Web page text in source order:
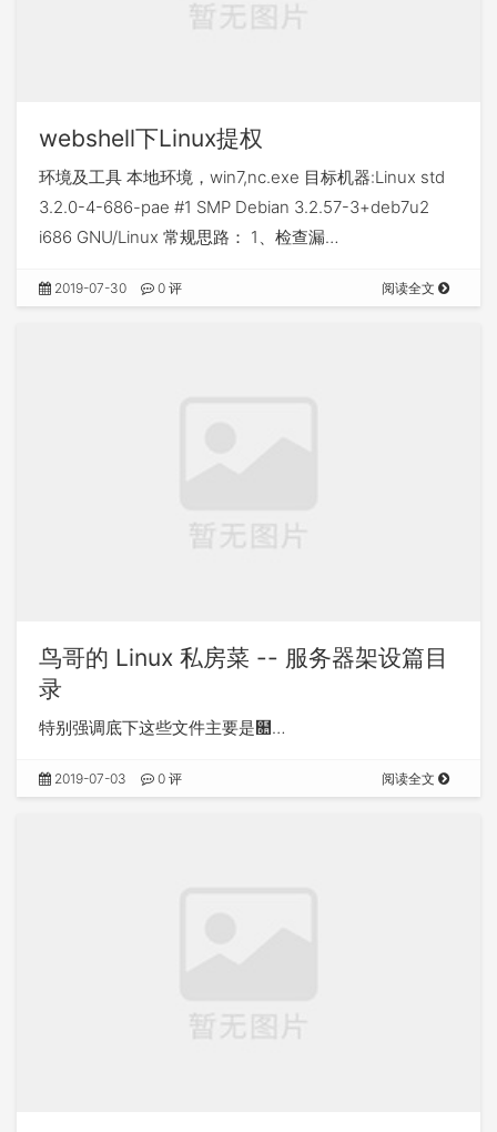
webshell下Linux提权
环境及工具 本地环境，win7,nc.exe 目标机器:Linux std
3.2.0-4-686-pae #1 SMP Debian 3.2.57-3+deb7u2
i686 GNU/Linux 常规思路： 1、检查漏…
2019-07-30 0 评 阅读全文
鸟哥的 Linux 私房菜 -- 服务器架设篇目
录
特别强调底下这些文件主要是໚…
2019-07-03 0 评 阅读全文